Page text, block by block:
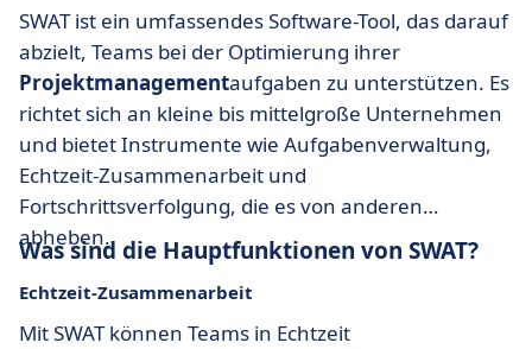
SWAT ist ein umfassendes Software-Tool, das darauf
abzielt, Teams bei der Optimierung ihrer
Projektmanagementaufgaben zu unterstützen. Es
richtet sich an kleine bis mittelgroße Unternehmen
und bietet Instrumente wie Aufgabenverwaltung,
Echtzeit-Zusammenarbeit und
Fortschrittsverfolgung, die es von anderen
abheben.
Was sind die Hauptfunktionen von SWAT?
Echtzeit-Zusammenarbeit
Mit SWAT können Teams in Echtzeit